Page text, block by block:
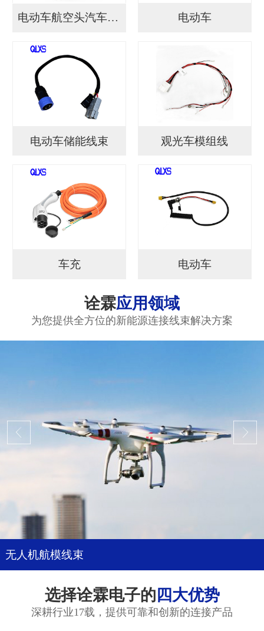
电动车航空头汽车连接... 电动车
电动车储能线束 观光车模组线
车充 电动车
诠霖应用领域
为您提供全方位的新能源连接线束解决方案
无人机航模线束
选择诠霖电子的 四大优势
深耕行业17载，提供可靠和创新的连接产品